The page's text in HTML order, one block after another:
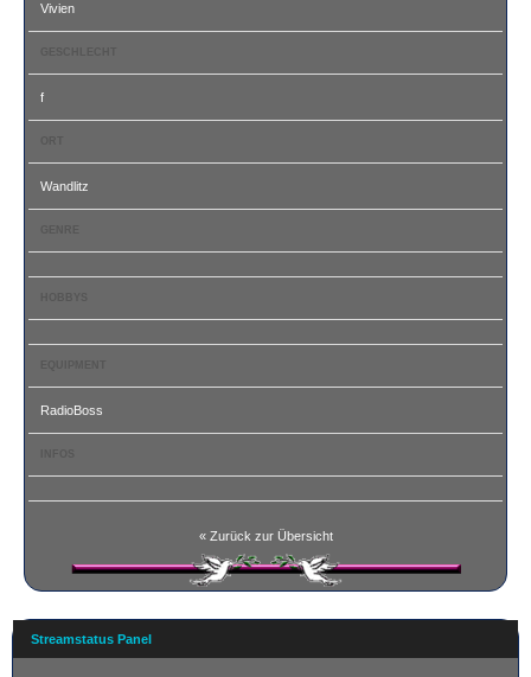
Streamstatus Panel
Vivien
f
Wandlitz
RadioBoss
« Zurück zur Übersicht